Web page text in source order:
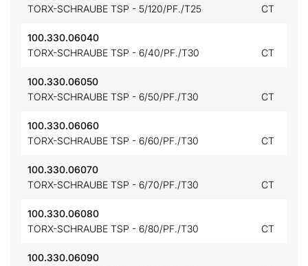
TORX-SCHRAUBE TSP - 5/120/PF./T25
CT
100.330.06040
TORX-SCHRAUBE TSP - 6/40/PF./T30
CT
100.330.06050
TORX-SCHRAUBE TSP - 6/50/PF./T30
CT
100.330.06060
TORX-SCHRAUBE TSP - 6/60/PF./T30
CT
100.330.06070
TORX-SCHRAUBE TSP - 6/70/PF./T30
CT
100.330.06080
TORX-SCHRAUBE TSP - 6/80/PF./T30
CT
100.330.06090